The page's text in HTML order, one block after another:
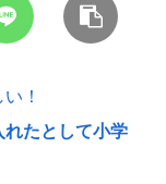
！
たとして小学